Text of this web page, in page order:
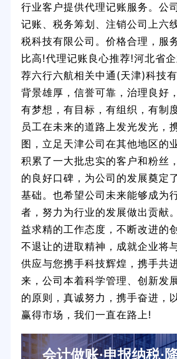
行业客户提供代理记账服务。公
记账、税务筹划、注销公司上六
税科技有限公司。价格合理，服
比高!代理记账良心推荐!河北省
荐六行六航相关中通(天津)科技
背景雄厚，信誉可靠，治理良好
有梦想，有目标，有组织，有制
员工在未来的道路上发光发光，
图，立足天津公司在其他地区的
积累了一大批忠实的客户和粉丝
的良好口碑，为公司的发展奠定
基础。也希望公司未来能够成为
者，努力为行业的发展做出贡献
益求精的工作态度，不断改进的
不退让的进取精神，成就企业将
供应与您携手科技辉煌，携手共
来，公司本着科学管理、创新发
的原则，真诚努力，携手奋进，
赢得市场，我们一直在路上!
会计做账·申报纳税·